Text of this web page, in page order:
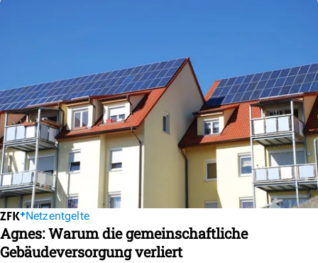
Netzentgelte
Agnes: Warum die gemeinschaftliche
Gebäudeversorgung verliert